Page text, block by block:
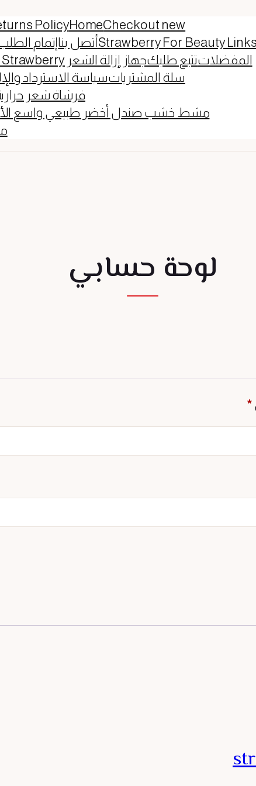
Checkout new
Home
Policy
Strawberry For Beauty Linksأتصل بناإتمام
المفضلاتتتبع طلبكجهاز إزالة الشعر IPL — Strawberry
سلة المشترياتسياسة الاسترداد
فرشاة شعر
مشط خشب صندل أخضر طبيعي واسع
لوحة حسابي
*مطلوبة